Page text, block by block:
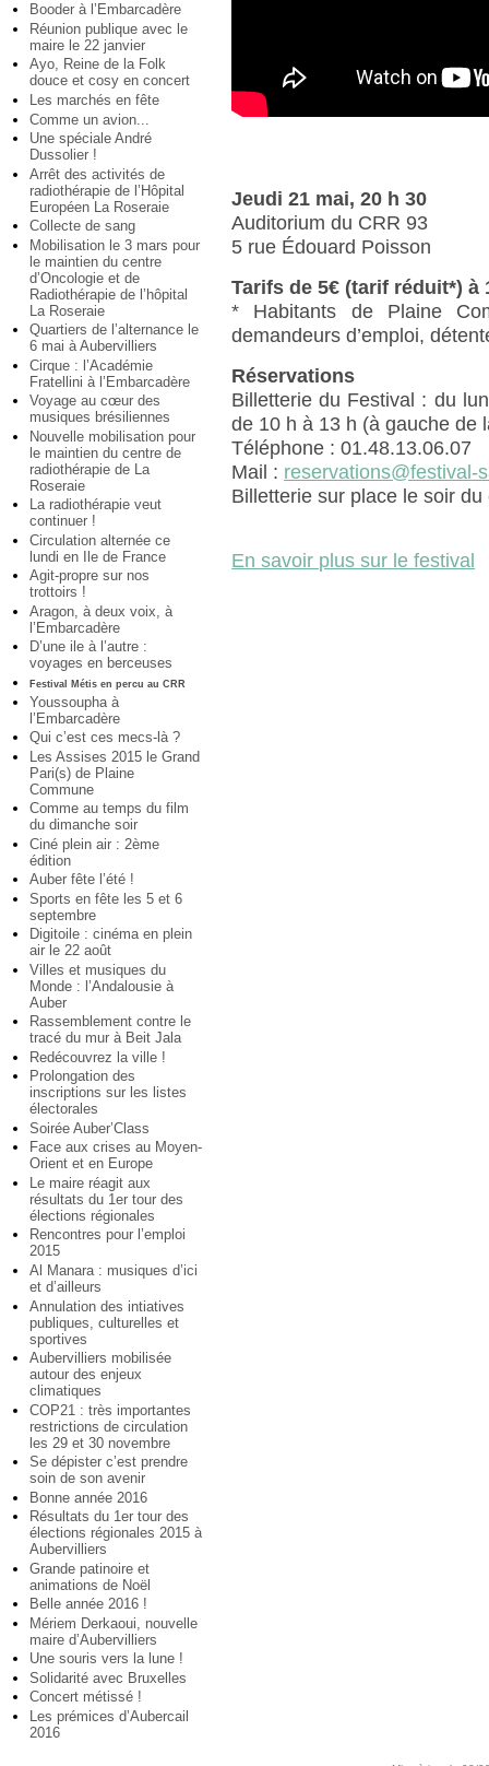
Booder à l’Embarcadère
Réunion publique avec le
maire le 22 janvier
Ayo, Reine de la Folk
douce et cosy en concert
Les marchés en fête
Comme un avion...
Une spéciale André
Dussolier !
Arrêt des activités de
radiothérapie de l’Hôpital
Européen La Roseraie
Collecte de sang
Mobilisation le 3 mars pour
le maintien du centre
d’Oncologie et de
Radiothérapie de l’hôpital
La Roseraie
Quartiers de l’alternance le
6 mai à Aubervilliers
Cirque : l’Académie
Fratellini à l’Embarcadère
Voyage au cœur des
musiques brésiliennes
Nouvelle mobilisation pour
le maintien du centre de
radiothérapie de La
Roseraie
La radiothérapie veut
continuer !
Circulation alternée ce
lundi en Ile de France
Agit-propre sur nos
trottoirs !
Aragon, à deux voix, à
l’Embarcadère
D’une ile à l’autre :
voyages en berceuses
Festival Métis en percu au CRR
Youssoupha à
l’Embarcadère
Qui c’est ces mecs-là ?
Les Assises 2015 le Grand
Pari(s) de Plaine
Commune
Comme au temps du film
du dimanche soir
Ciné plein air : 2ème
édition
Auber fête l’été !
Sports en fête les 5 et 6
septembre
Digitoile : cinéma en plein
air le 22 août
Villes et musiques du
Monde : l’Andalousie à
Auber
Rassemblement contre le
tracé du mur à Beit Jala
Redécouvrez la ville !
Prolongation des
inscriptions sur les listes
électorales
Soirée Auber’Class
Face aux crises au Moyen-
Orient et en Europe
Le maire réagit aux
résultats du 1er tour des
élections régionales
Rencontres pour l’emploi
2015
Al Manara : musiques d’ici
et d’ailleurs
Annulation des intiatives
publiques, culturelles et
sportives
Aubervilliers mobilisée
autour des enjeux
climatiques
COP21 : très importantes
restrictions de circulation
les 29 et 30 novembre
Se dépister c’est prendre
soin de son avenir
Bonne année 2016
Résultats du 1er tour des
élections régionales 2015 à
Aubervilliers
Grande patinoire et
animations de Noël
Belle année 2016 !
Mériem Derkaoui, nouvelle
maire d’Aubervilliers
Une souris vers la lune !
Solidarité avec Bruxelles
Concert métissé !
Les prémices d’Aubercail
2016
Jeudi 21 mai, 20 h 30
Auditorium du CRR 93
5 rue Édouard Poisson
Tarifs de 5€ (tarif réduit*) à
* Habitants de Plaine
demandeurs d’emploi,
Réservations
Billetterie du Festival : du
de 10 h à 13 h (à gauche de
Téléphone : 01.48.13.06.07
Mail : reservations@festival-
Billetterie sur place le soir
En savoir plus sur le festival